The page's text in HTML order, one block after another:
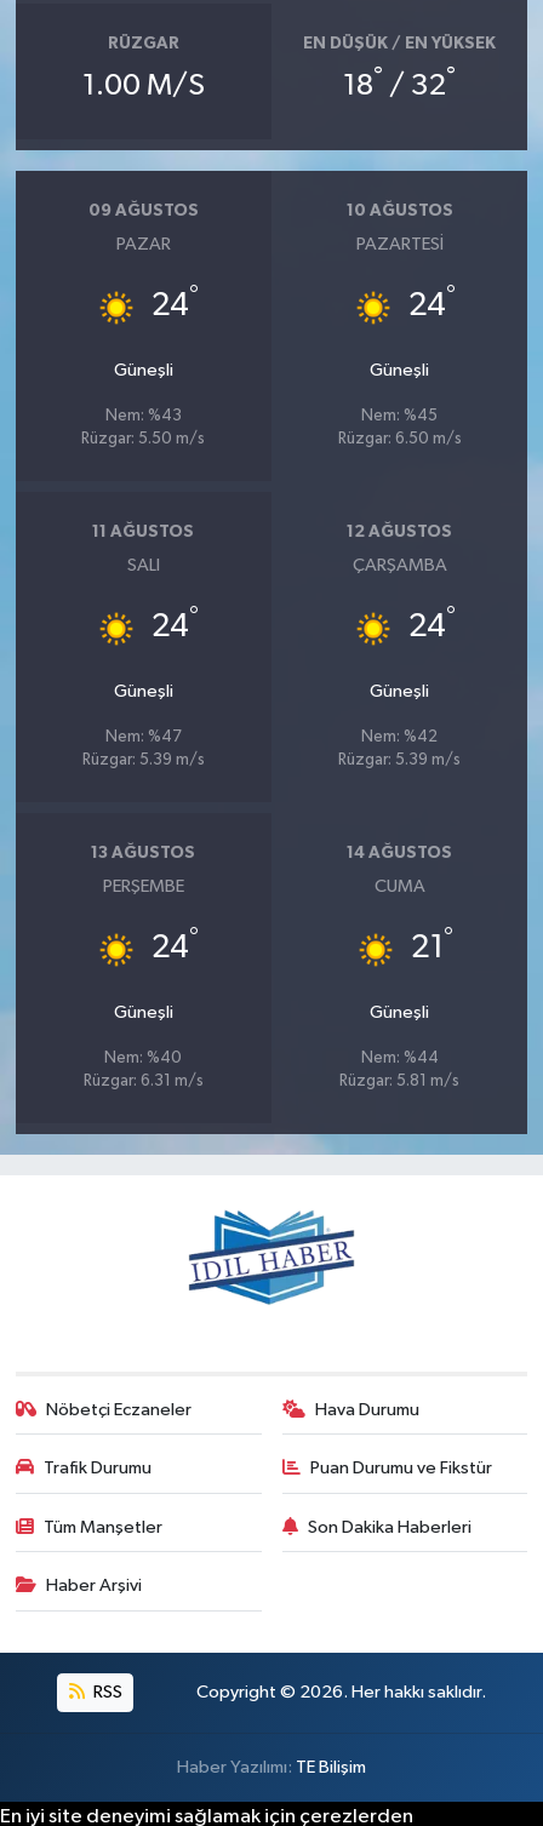
RÜZGAR
1.00 M/S
EN DÜŞÜK / EN YÜKSEK
18° / 32°
09 AĞUSTOS
PAZAR
24°
Güneşli
Nem: %43
Rüzgar: 5.50 m/s
10 AĞUSTOS
PAZARTESI
24°
Güneşli
Nem: %45
Rüzgar: 6.50 m/s
11 AĞUSTOS
SALI
24°
Güneşli
Nem: %47
Rüzgar: 5.39 m/s
12 AĞUSTOS
ÇARŞAMBA
24°
Güneşli
Nem: %42
Rüzgar: 5.39 m/s
13 AĞUSTOS
PERŞEMBE
24°
Güneşli
Nem: %40
Rüzgar: 6.31 m/s
14 AĞUSTOS
CUMA
21 °
Güneşli
Nem: %44
Rüzgar: 5.81 m/s
Nöbetçi Eczaneler Hava Durumu
Trafik Durumu Puan Durumu ve Fikstür
Tüm Manşetler Son Dakika Haberleri
Haber Arşivi
RSS Copyright © 2026. Her hakkı saklıdır.
Haber Yazılımı: TE Bilişim
En iyi site deneyimi sağlamak için çerezlerden